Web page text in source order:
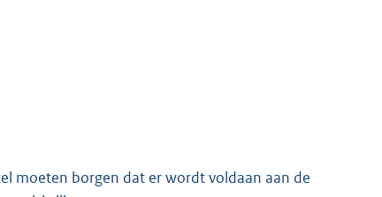
moeten borgen dat er wordt voldaan aan de